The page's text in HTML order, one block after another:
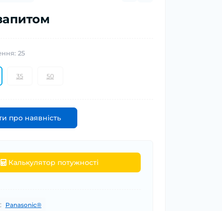
25
35 50
про наявність
Калькулятор потужності
Panasonic®